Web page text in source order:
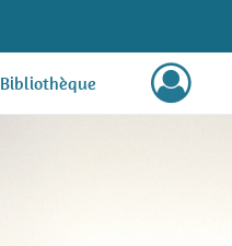
Bibliothèque